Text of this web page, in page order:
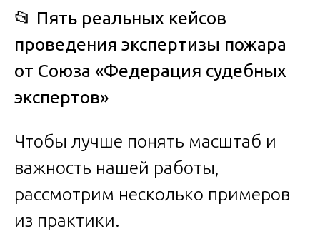
📂 Пять реальных кейсов
проведения экспертизы пожара
от Союза «Федерация судебных
экспертов»
Чтобы лучше понять масштаб и
важность нашей работы,
рассмотрим несколько примеров
из практики.